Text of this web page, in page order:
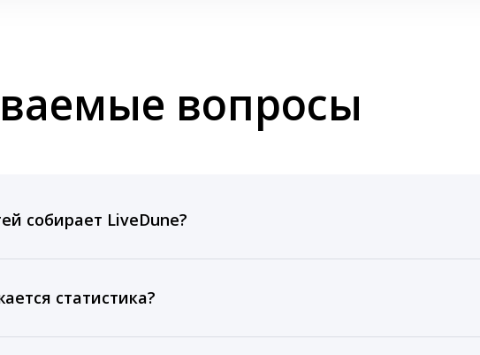
вопросы
собирает LiveDune?
лучшие посты и присылаем автоматические отчеты с
статистика?